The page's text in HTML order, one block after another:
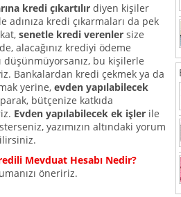
kredi çıkartılır diyen kişiler
kredi çıkarmaları da pek
senetle kredi verenler size
alacağınız krediyi ödeme
düşünmüyorsanız, bu kişilerle
Bankalardan kredi çekmek ya da
yerine, evden yapılabilecek
bütçenize katkıda
Evden yapılabilecek ek işler ile
yazımızın altındaki yorum
Mevduat Hesabı Nedir?
öneririz.